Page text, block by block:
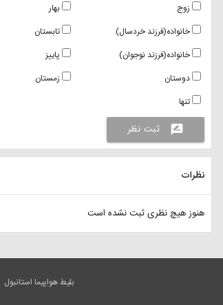
بهار
تابستان
پاییز
زمستان
زوج
خانواده(فرزند خردسال)
خانواده(فرزند نوجوان)
دوستان
تنها
rate_review
ثبت نظر
نظرات
هنوز هیچ نظری ثبت نشده است
بلیط هواپیما استانبول